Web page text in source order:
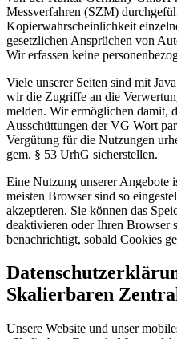
Messverfahren (SZM)
Kopierwahrscheinlichkeit
gesetzlichen Ansprüchen von
Wir erfassen keine
Viele unserer Seiten sind mit
wir die Zugriffe an die
melden. Wir ermöglichen damit,
Ausschüttungen der VG Wort
Vergütung für die Nutzungen
gem. § 53 UrhG sicherstellen.
Eine Nutzung unserer Angebote
meisten Browser sind so
akzeptieren. Sie können das
deaktivieren oder Ihren Browser
benachrichtigt, sobald Cookies
Skalierbaren
Unsere Website und unser